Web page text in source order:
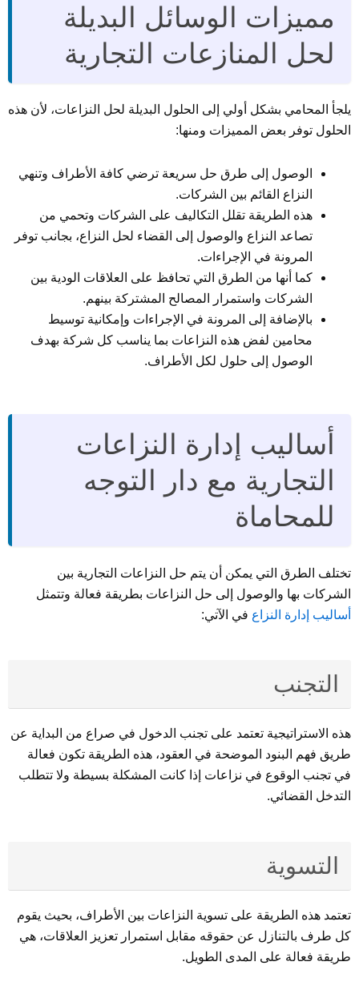
مميزات الوسائل البديلة
لحل المنازعات التجارية
يلجأ المحامي بشكل أولي إلى الحلول البديلة لحل النزاعات، لأن هذه
الحلول توفر بعض المميزات ومنها:
الوصول إلى طرق حل سريعة ترضي كافة الأطراف وتنهي
النزاع القائم بين الشركات.
هذه الطريقة تقلل التكاليف على الشركات وتحمي من
تصاعد النزاع والوصول إلى القضاء لحل النزاع، بجانب توفر
المرونة في الإجراءات.
كما أنها من الطرق التي تحافظ على العلاقات الودية بين
الشركات واستمرار المصالح المشتركة بينهم.
بالإضافة إلى المرونة في الإجراءات وإمكانية توسيط
محامين لفض هذه النزاعات بما يناسب كل شركة بهدف
الوصول إلى حلول لكل الأطراف.
أساليب إدارة النزاعات
التجارية مع دار التوجه
للمحاماة
تختلف الطرق التي يمكن أن يتم حل النزاعات التجارية بين
الشركات بها والوصول إلى حل النزاعات بطريقة فعالة وتتمثل
أساليب إدارة النزاع في الآتي:
التجنب
هذه الاستراتيجية تعتمد على تجنب الدخول في صراع من البداية عن
طريق فهم البنود الموضحة في العقود، هذه الطريقة تكون فعالة
في تجنب الوقوع في نزاعات إذا كانت المشكلة بسيطة ولا تتطلب
التدخل القضائي.
التسوية
تعتمد هذه الطريقة على تسوية النزاعات بين الأطراف، بحيث يقوم
كل طرف بالتنازل عن حقوقه مقابل استمرار تعزيز العلاقات، هي
طريقة فعالة على المدى الطويل.